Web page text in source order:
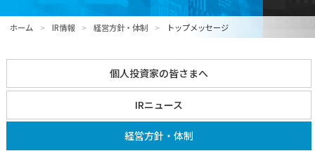
ホーム > IR情報 > 経営方針・体制 > トップメッセージ
個人投資家の皆さまへ
IRニュース
経営方針・体制